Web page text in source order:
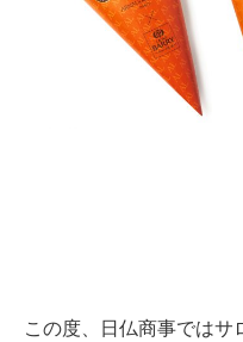
この度、日仏商事では